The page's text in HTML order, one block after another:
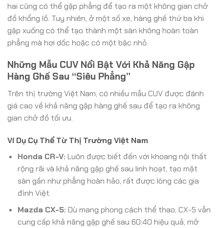
hai cũng có thể gập phẳng để tạo ra một không gian chở
đồ khổng lồ. Tuy nhiên, ở một số xe, hàng ghế thứ ba khi
gập xuống có thể tạo thành một sàn không hoàn toàn
phẳng mà hơi dốc hoặc có một bậc nhỏ.
Những Mẫu CUV Nổi Bật Với Khả Năng Gập
Hàng Ghế Sau “Siêu Phẳng”
Trên thị trường Việt Nam, có nhiều mẫu CUV được đánh
giá cao về khả năng gập hàng ghế sau để tạo ra không
gian chở đồ tối ưu.
Ví Dụ Cụ Thể Từ Thị Trường Việt Nam
Honda CR-V: Luôn được biết đến với khoang nội thất
rộng rãi và khả năng gập ghế sau linh hoạt, tạo mặt
sàn gần như phẳng hoàn hảo, rất được lòng các gia
đình Việt.
Mazda CX-5: Dù mang phong cách thể thao, CX-5 vẫn
cung cấp khả năng gập ghế sau 60:40 hiệu quả, mở